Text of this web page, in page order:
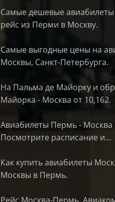
Самые дешевые
рейс из Перми в Москву.
Самые выгодные цены на
Москвы, Санкт-Петербурга.
На Пальма де Майорку и
Майорка - Москва от 10,162.
Авиабилеты Пермь - Москва
Посмотрите расписание и...
Как купить авиабилеты
Москвы в Пермь.